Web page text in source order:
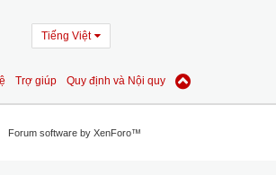
Tiếng Việt
Trợ giúp Quy định và Nội quy
Forum software by XenForo™